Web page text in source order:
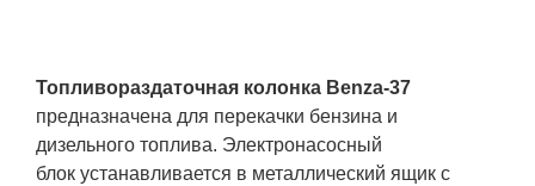
Топливораздаточная колонка Benza-37
предназначена для перекачки бензина и
дизельного топлива. Электронасосный
блок устанавливается в металлический ящик с